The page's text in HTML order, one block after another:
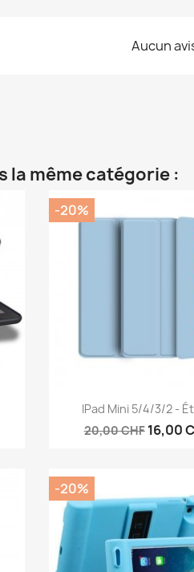
Aucun
la même catégorie :
Aperçu
IPad Mini 5/4/3/2 -
20,00 CHF 16,00
-20%
-20%